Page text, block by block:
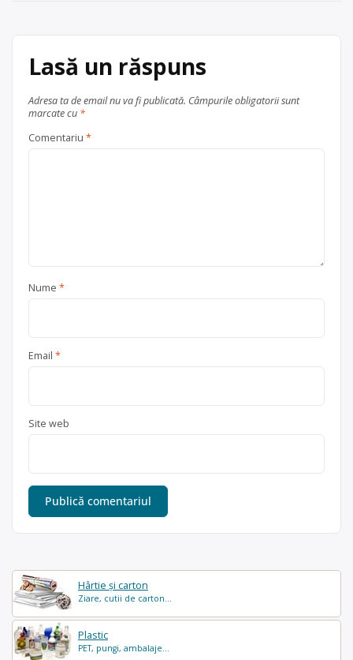
Hârtie și carton
Ziare, cutii de carton...
Plastic
PET, pungi, ambalaje...
carton,lemn,plastic,sticlă , în
Lasă un răspuns
Adresa ta de email nu va fi publicată. Câmpurile obligatorii sunt
marcate cu *
Comentariu *
Nume *
Email *
Site web